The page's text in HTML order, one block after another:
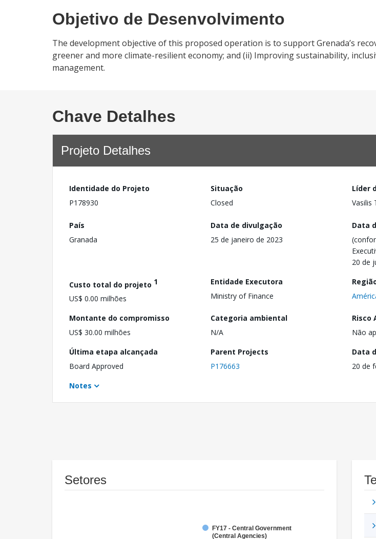
Objetivo de Desenvolvimento
The development objective of this proposed operation is to support Grenada’s
greener and more climate-resilient economy; and (ii) Improving sustainability,
management.
Chave Detalhes
Projeto Detalhes
Identidade do Projeto
P178930
Situação
Closed
Líder
Vasilis
País
Granada
Data de divulgação
25 de janeiro de 2023
Data
20 de
Custo total do projeto 1
US$ 0.00 milhões
Entidade Executora
Ministry of Finance
Montante do compromisso
US$ 30.00 milhões
Categoria ambiental
N/A
Risco
Não
Última etapa alcançada
Board Approved
Parent Projects
P176663
Data
20 de
Notes
Setores
FY17 - Central Government
(Central Agencies)